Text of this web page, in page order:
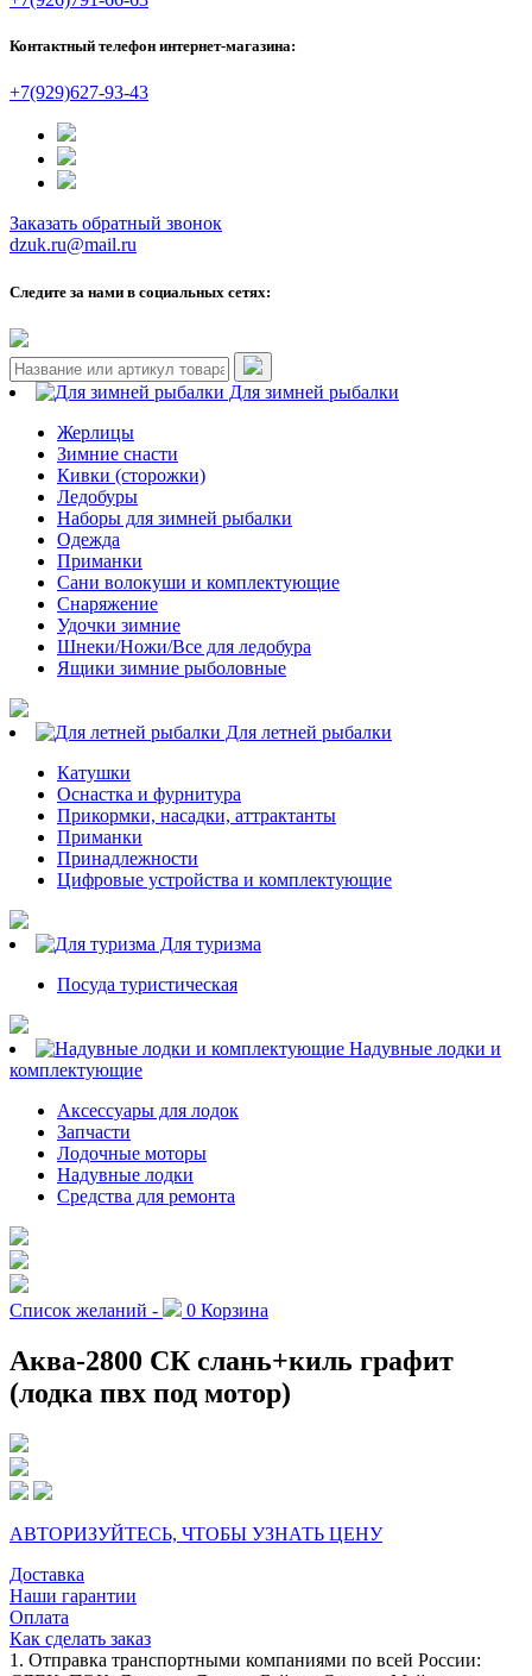
Контактный телефон интернет-магазина:
+7(929)627-93-43
Заказать обратный звонок
dzuk.ru@mail.ru
Следите за нами в социальных сетях:
Для зимней рыбалки
Жерлицы
Зимние снасти
Кивки (сторожки)
Ледобуры
Наборы для зимней рыбалки
Одежда
Приманки
Сани волокуши и комплектующие
Снаряжение
Удочки зимние
Шнеки/Ножи/Все для ледобура
Ящики зимние рыболовные
Для летней рыбалки
Катушки
Оснастка и фурнитура
Прикормки, насадки, аттрактанты
Приманки
Принадлежности
Цифровые устройства и комплектующие
Для туризма
Посуда туристическая
Надувные лодки и
комплектующие
Аксессуары для лодок
Запчасти
Лодочные моторы
Надувные лодки
Средства для ремонта
Список желаний - 0 Корзина
Аква-2800 СК слань+киль графит
(лодка пвх под мотор)
АВТОРИЗУЙТЕСЬ, ЧТОБЫ УЗНАТЬ ЦЕНУ
Доставка
Наши гарантии
Оплата
Как сделать заказ
1. Отправка транспортными компаниями по всей России: